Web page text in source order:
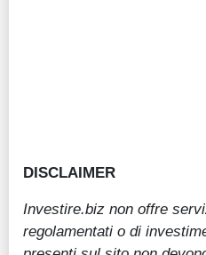
DISCLAIMER
Investire.biz non offre
regolamentati o di